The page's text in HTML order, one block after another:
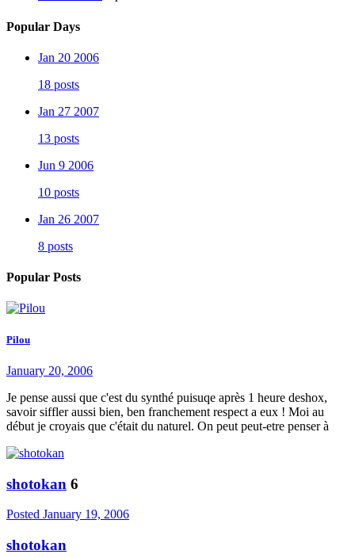
Popular Days
Jan 20 2006
18 posts
Jan 27 2007
13 posts
Jun 9 2006
10 posts
Jan 26 2007
8 posts
Popular Posts
Pilou
January 20, 2006
Je pense aussi que c'est du synthé puisuqe après 1 heure deshox,
savoir siffler aussi bien, ben franchement respect a eux ! Moi au
début je croyais que c'était du naturel. On peut peut-etre penser à
shotokan 6
Posted January 19, 2006
shotokan